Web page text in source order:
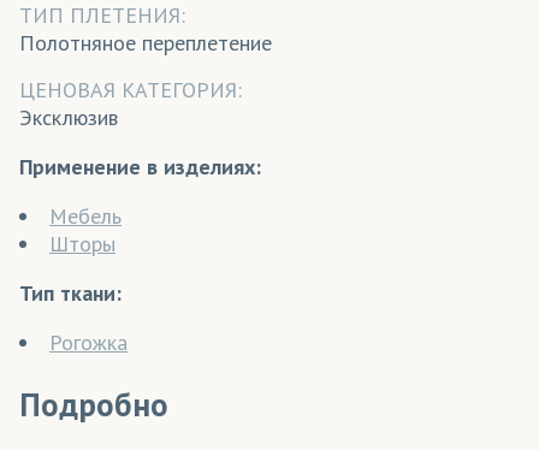
ТИП ПЛЕТЕНИЯ:
Полотняное переплетение
ЦЕНОВАЯ КАТЕГОРИЯ:
Эксклюзив
Применение в изделиях:
Мебель
Шторы
Тип ткани:
Рогожка
Подробно